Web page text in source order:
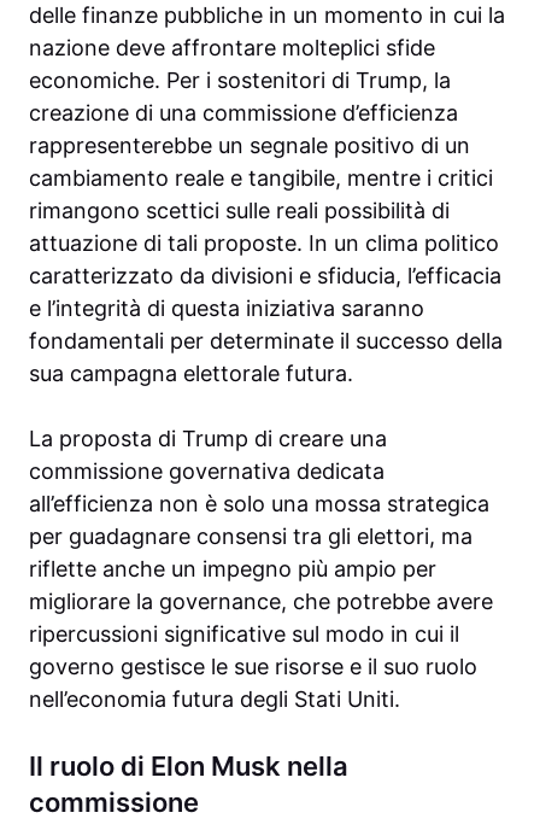
delle finanze pubbliche in un momento in cui la
nazione deve affrontare molteplici sfide
economiche. Per i sostenitori di Trump, la
creazione di una commissione d’efficienza
rappresenterebbe un segnale positivo di un
cambiamento reale e tangibile, mentre i critici
rimangono scettici sulle reali possibilità di
attuazione di tali proposte. In un clima politico
caratterizzato da divisioni e sfiducia, l’efficacia
e l’integrità di questa iniziativa saranno
fondamentali per determinate il successo della
sua campagna elettorale futura.
La proposta di Trump di creare una
commissione governativa dedicata
all’efficienza non è solo una mossa strategica
per guadagnare consensi tra gli elettori, ma
riflette anche un impegno più ampio per
migliorare la governance, che potrebbe avere
ripercussioni significative sul modo in cui il
governo gestisce le sue risorse e il suo ruolo
nell’economia futura degli Stati Uniti.
Il ruolo di Elon Musk nella
commissione